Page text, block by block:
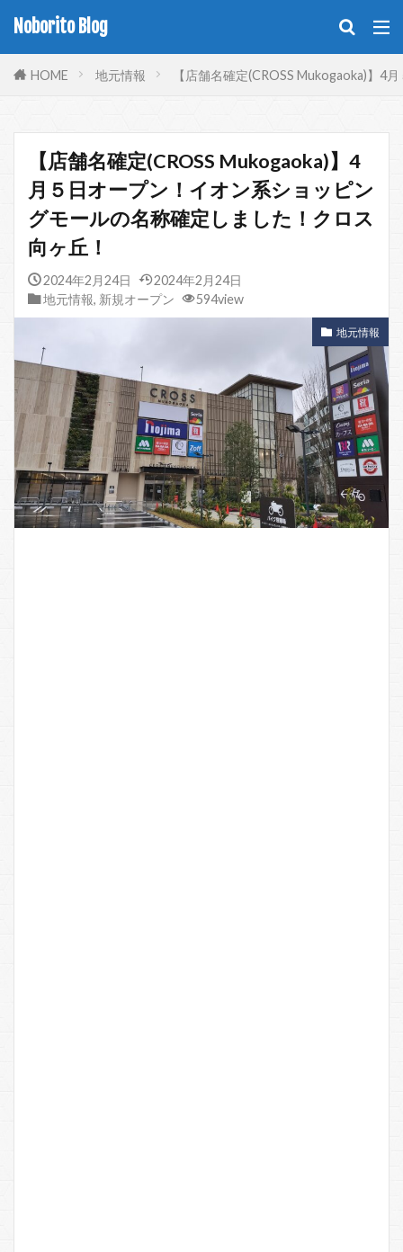
Noborito Blog
HOME 地元情報 【店舗名確定(CROSS Mukogaoka)】4
【店舗名確定(CROSS Mukogaoka)】4
月５日オープン！イオン系ショッピン
グモールの名称確定しました！クロス
向ヶ丘！
2024年2月24日
2024年2月24日
地元情報, 新規オープン 594view
地元情報